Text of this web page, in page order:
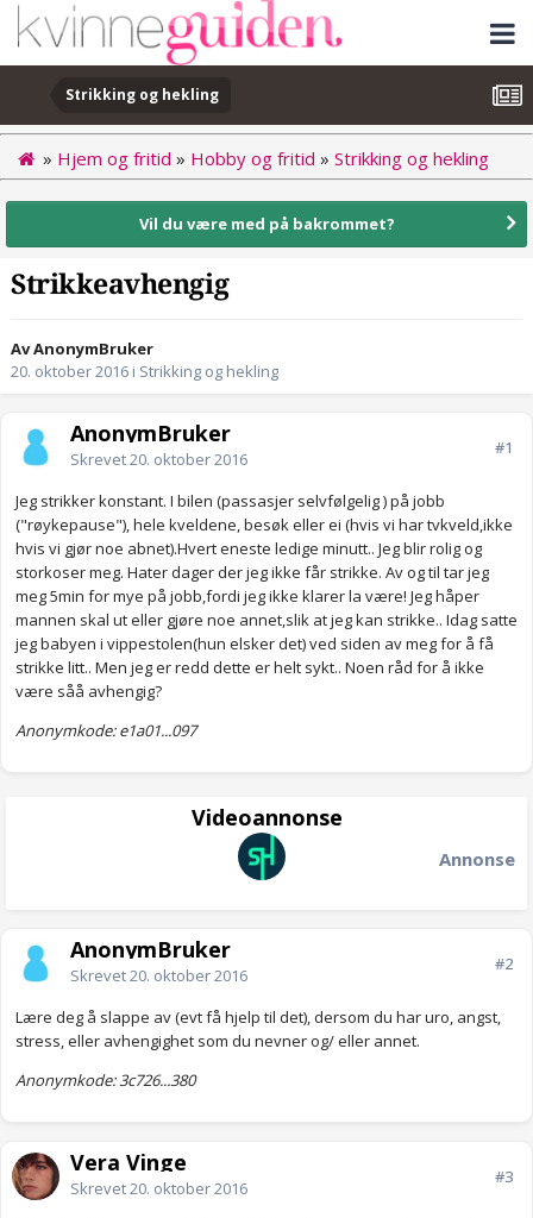
Strikking og hekling
» Hjem og fritid » Hobby og fritid » Strikking og hekling
Vil du være med på bakrommet?
Strikkeavhengig
Av AnonymBruker
20. oktober 2016 i Strikking og hekling
AnonymBruker
Skrevet20. oktober 2016
#1
Jeg strikker konstant. I bilen (passasjer selvfølgelig ) på jobb
("røykepause"), hele kveldene, besøk eller ei (hvis vi har tvkveld,ikke
hvis vi gjør noe abnet).Hvert eneste ledige minutt.. Jeg blir rolig og
storkoser meg. Hater dager der jeg ikke får strikke. Av og til tar jeg
meg 5min for mye på jobb,fordi jeg ikke klarer la være! Jeg håper
mannen skal ut eller gjøre noe annet,slik at jeg kan strikke.. Idag satte
jeg babyen i vippestolen(hun elsker det) ved siden av meg for å få
strikke litt.. Men jeg er redd dette er helt sykt.. Noen råd for å ikke
være såå avhengig?
Anonymkode: e1a01...097
Videoannonse
Annonse
AnonymBruker
Skrevet20. oktober 2016
#2
Lære deg å slappe av (evt få hjelp til det), dersom du har uro, angst,
stress, eller avhengighet som du nevner og/ eller annet.
Anonymkode: 3c726...380
Vera Vinge
Skrevet20. oktober 2016
#3